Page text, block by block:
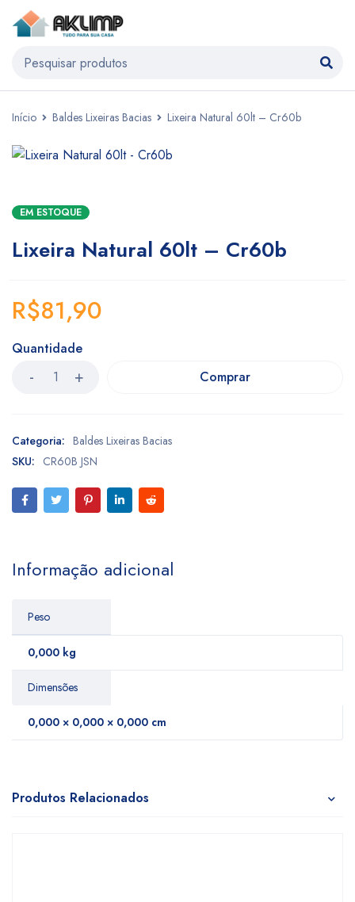
Início Baldes Lixeiras Bacias Lixeira Natural 60lt – Cr60b
EM ESTOQUE
Lixeira Natural 60lt – Cr60b
R$81,90
Quantidade
Comprar
Categoria: Baldes Lixeiras Bacias
SKU: CR60B JSN
Informação adicional
Peso
0,000 kg
Dimensões
0,000 × 0,000 × 0,000 cm
Produtos Relacionados